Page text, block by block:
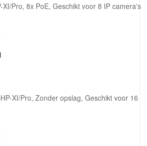
XI/Pro, 8x PoE, Geschikt voor 8 IP camera's
XI/Pro, Zonder opslag, Geschikt voor 16